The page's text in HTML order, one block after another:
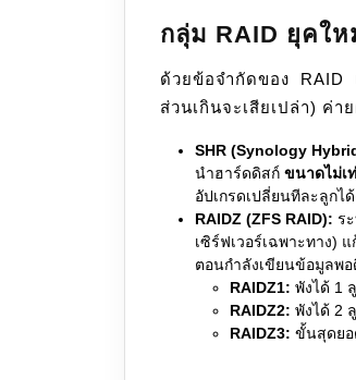
กลุ่ม RAID ยุคใ
ด้วยข้อจำกัดของ RAID
ส่วนเกินจะเสียเปล่า) ค่
SHR (Synology
นำฮาร์ดดิสก์ ขนาดไม่เ
อัปเกรดเปลี่ยนทีละลูกไ
RAIDZ (ZFS RAID): ร
เซิร์ฟเวอร์เฉพาะทาง)
ตอนกำลังเขียนข้อมูลพอ
RAIDZ1: พังได้ 1
RAIDZ2: พังได้ 2
RAIDZ3: ขั้นสุดยอ